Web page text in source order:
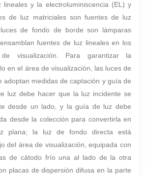
y la electroluminiscencia (EL) y
de luz matriciales son fuentes de luz
de fondo de borde son lámparas
fuentes de luz lineales en los
visualización. Para garantizar la
en el área de visualización, las luces de
adoptan medidas de captación y guía de
luz debe hacer que la luz incidente se
desde un lado, y la guía de luz debe
desde la colección para convertirla en
plana; la luz de fondo directa está
del área de visualización, equipada con
de cátodo frío una al lado de la otra
placas de dispersión difusa en la parte